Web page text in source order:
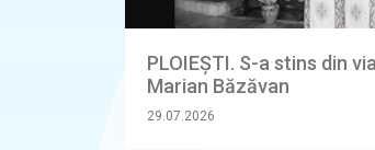
PLOIEȘTI. S-a stins din
Marian Băzăvan
29.07.2026